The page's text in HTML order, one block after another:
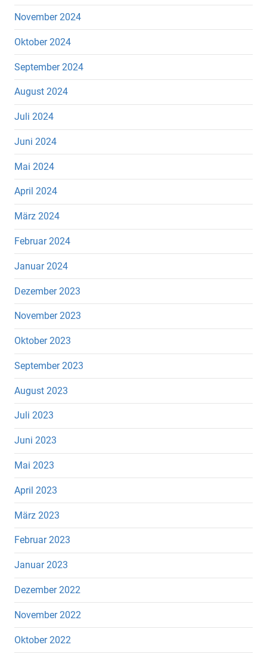
November 2024
Oktober 2024
September 2024
August 2024
Juli 2024
Juni 2024
Mai 2024
April 2024
März 2024
Februar 2024
Januar 2024
Dezember 2023
November 2023
Oktober 2023
September 2023
August 2023
Juli 2023
Juni 2023
Mai 2023
April 2023
März 2023
Februar 2023
Januar 2023
Dezember 2022
November 2022
Oktober 2022